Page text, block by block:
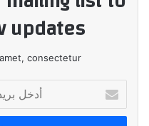
consectetur.
بريدك
الإلكتروني